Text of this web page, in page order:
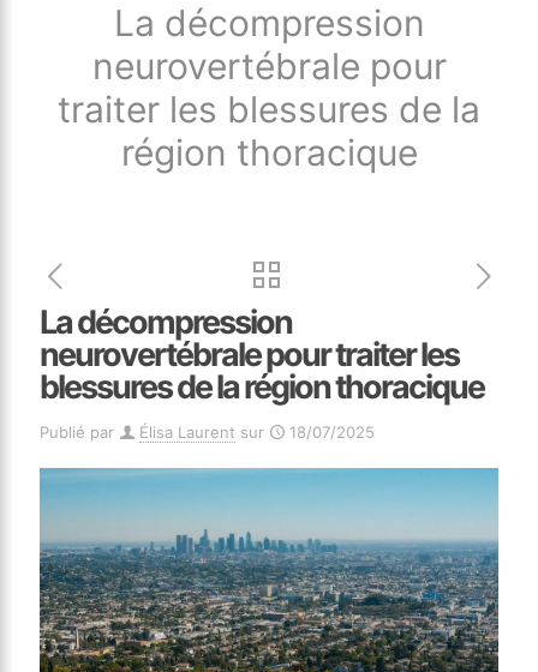
La décompression
neurovertébrale pour
traiter les blessures de la
région thoracique
La décompression
neurovertébrale pour traiter les
blessures de la région thoracique
Publié par Élisa Laurent sur 18/07/2025